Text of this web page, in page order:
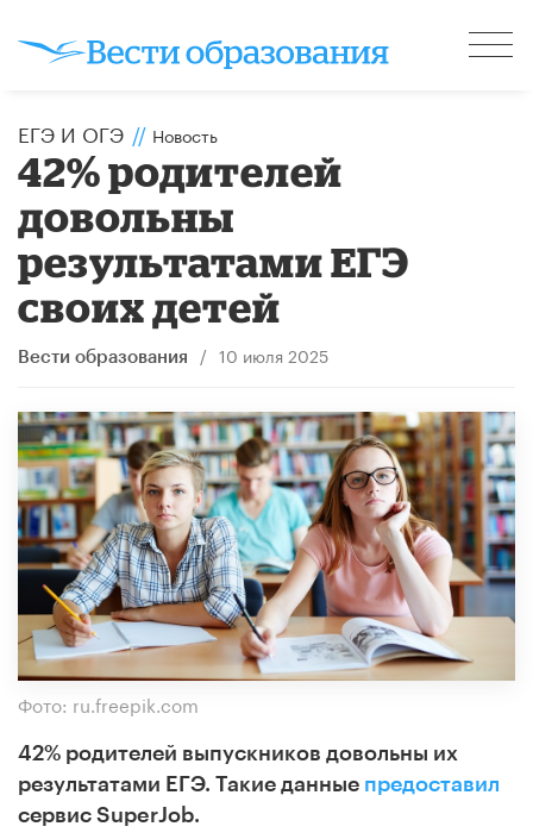
ЕГЭ И ОГЭ // Новость
42% родителей
довольны
результатами ЕГЭ
своих детей
Вести образования / 10 июля 2025
Фото: ru.freepik.com
42% родителей выпускников довольны их
результатами ЕГЭ. Такие данные предоставил
сервис SuperJob.